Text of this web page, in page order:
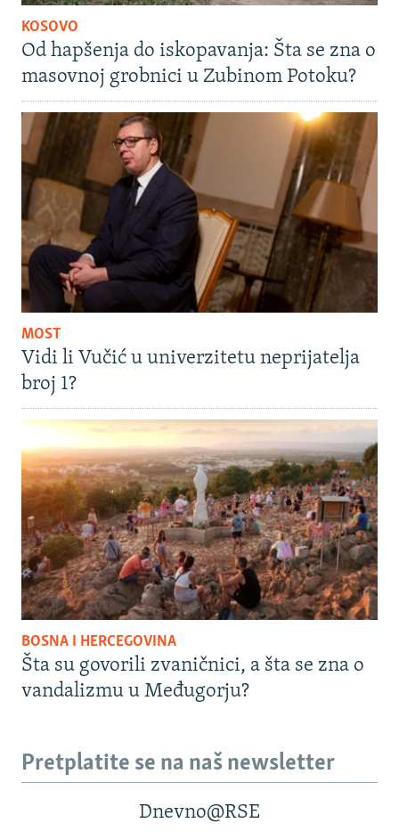
KOSOVO
Od hapšenja do iskopavanja: Šta se zna o
masovnoj grobnici u Zubinom Potoku?
MOST
Vidi li Vučić u univerzitetu neprijatelja
broj 1?
BOSNA I HERCEGOVINA
Šta su govorili zvaničnici, a šta se zna o
vandalizmu u Međugorju?
Pretplatite se na naš newsletter
Dnevno@RSE